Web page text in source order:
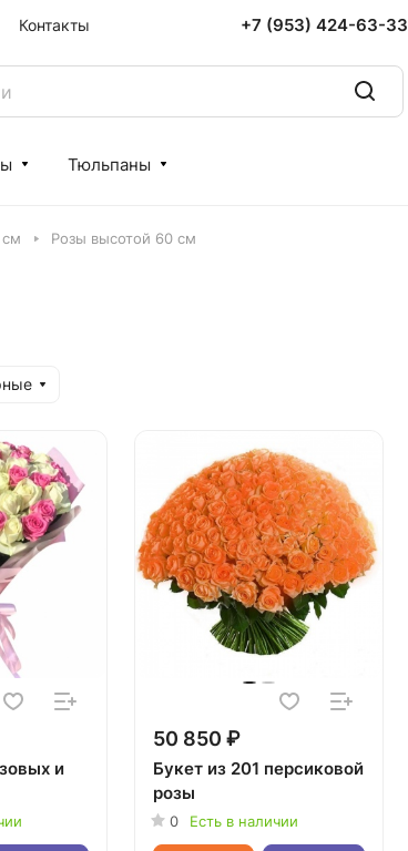
Контакты +7 (953) 424-63-33
Тюльпаны
Розы высотой 60 см
и
50 850 ₽
Букет из 201 персиковой
розы
0 Есть в наличии